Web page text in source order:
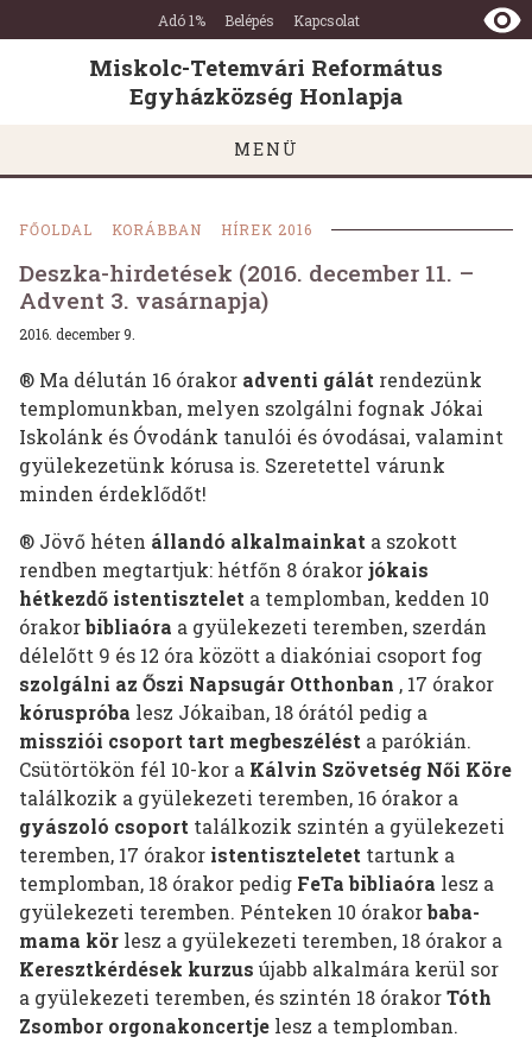
Miskolc-
Tetemvári
Református
Egyházközség
Honlapja
Ugrás a tartalomra
Ugrás a láblécre
Adó 1% Belépés Kapcsolat
Miskolc-Tetemvári Református
Egyházközség Honlapja
MENÜ
FŐOLDAL KORÁBBAN HÍREK 2016
Deszka-hirdetések (2016. december 11. –
Advent 3. vasárnapja)
2016. december 9.
® Ma délután 16 órakor adventi gálát rendezünk
templomunkban, melyen szolgálni fognak Jókai
Iskolánk és Óvodánk tanulói és óvodásai, valamint
gyülekezetünk kórusa is. Szeretettel várunk
minden érdeklődőt!
® Jövő héten állandó alkalmainkat a szokott
rendben megtartjuk: hétfőn 8 órakorjókais
hétkezdő istentisztelet a templomban, kedden 10
órakorbibliaóra a gyülekezeti teremben, szerdán
délelőtt 9 és 12 óra között a diakóniai csoport fog
szolgálni az Őszi Napsugár Otthonban , 17 órakor
kóruspróba lesz Jókaiban, 18 órától pedig a
missziói csoport tart megbeszélést a parókián.
Csütörtökön fél 10-kor a Kálvin Szövetség Női Köre
találkozik a gyülekezeti teremben, 16 órakor a
gyászoló csoport találkozik szintén a gyülekezeti
teremben, 17 órakor istentiszteletet tartunk a
templomban, 18 órakor pedig FeTa bibliaóra lesz a
gyülekezeti teremben. Pénteken 10 órakorbaba-
mama kör lesz a gyülekezeti teremben, 18 órakor a
Keresztkérdések kurzus újabb alkalmára kerül sor
a gyülekezeti teremben, és szintén 18 órakorTóth
Zsombor orgonakoncertje lesz a templomban.